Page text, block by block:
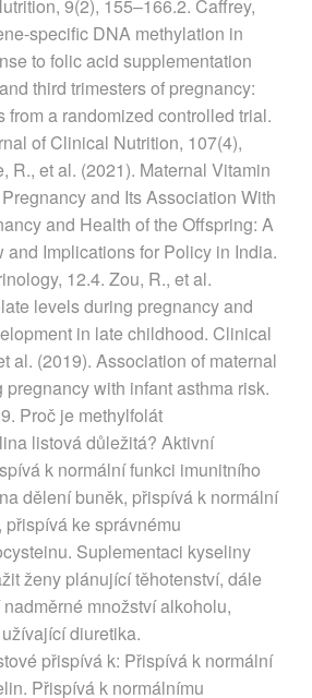
9(2), 155–166.2. Caffrey,
specific DNA methylation in
to folic acid supplementation
third trimesters of pregnancy:
from a randomized controlled trial.
of Clinical Nutrition, 107(4),
R., et al. (2021). Maternal Vitamin
and Its Association With
and Health of the Offspring: A
and Implications for Policy in India.
12.4. Zou, R., et al.
levels during pregnancy and
in late childhood. Clinical
al. (2019). Association of maternal
with infant asthma risk.
Proč je methylfolát
listová důležitá? Aktivní
k normální funkci imunitního
dělení buněk, přispívá k normální
ke správnému
Suplementaci kyseliny
ženy plánující těhotenství, dále
množství alkoholu,
diuretika.
přispívá k: Přispívá k normální
Přispívá k normálnímu